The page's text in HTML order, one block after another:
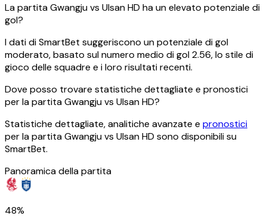
La partita Gwangju vs Ulsan HD ha un elevato potenziale di
gol?
I dati di SmartBet suggeriscono un potenziale di gol
moderato, basato sul numero medio di gol 2.56, lo stile di
gioco delle squadre e i loro risultati recenti.
Dove posso trovare statistiche dettagliate e pronostici
per la partita Gwangju vs Ulsan HD?
Statistiche dettagliate, analitiche avanzate e pronostici
per la partita Gwangju vs Ulsan HD sono disponibili su
SmartBet.
Panoramica della partita
48%